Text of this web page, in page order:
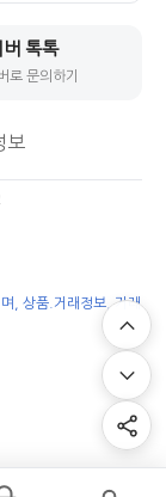
버 톡톡
로 문의하기
보
, 상품.거래정보, 거래